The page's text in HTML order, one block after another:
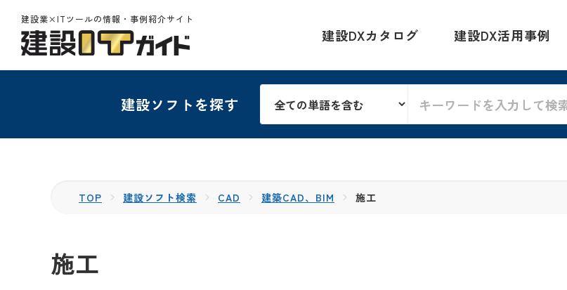
建設業×ITツールの情報・事例紹介サイト
建設DXカタログ 建設DX活用事例
建設ソフトを探す
TOP 建設ソフト検索 CAD 建築CAD、BIM 施工
施工